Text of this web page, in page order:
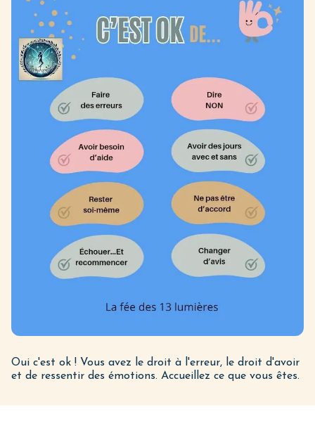
Oui c'est ok ! Vous avez le droit à l'erreur, le droit d'avoir
et de ressentir des émotions. Accueillez ce que vous êtes.